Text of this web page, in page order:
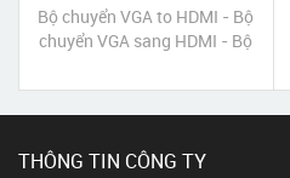
Bộ chuyển VGA to HDMI - Bộ
chuyển VGA sang HDMI - Bộ
chính hãng giá rẻ
THÔNG TIN CÔNG TY